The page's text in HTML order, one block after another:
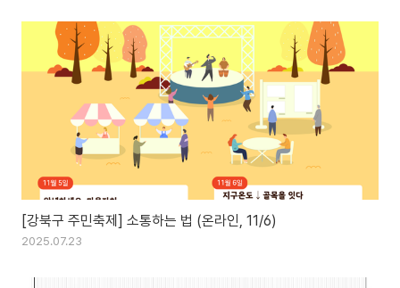
[강북구 주민축제] 소통하는 법 (온라인, 11/6)
2025.07.23